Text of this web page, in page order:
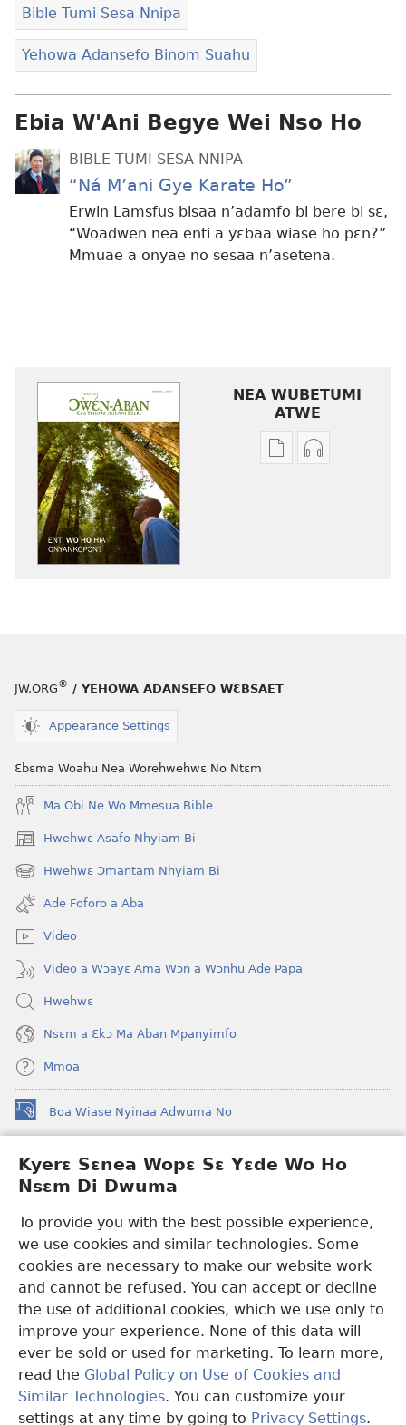
Kyerɛ Sɛnea Wopɛ Sɛ Yɛde Wo Ho
Nsɛm Di Dwuma
To provide you with the best possible experience,
we use cookies and similar technologies. Some
cookies are necessary to make our website work
and cannot be refused. You can accept or decline
the use of additional cookies, which we use only to
improve your experience. None of this data will
ever be sold or used for marketing. To learn more,
read the Global Policy on Use of Cookies and
Similar Technologies. You can customize your
settings at any time by going to Privacy Settings.
Bible Tumi Sesa Nnipa
Yehowa Adansefo Binom Suahu
Ebia W'Ani Begye Wei Nso Ho
BIBLE TUMI SESA NNIPA
“Ná M’ani Gye Karate Ho”
Erwin Lamsfus bisaa n’adamfo bi bere bi sɛ,
“Woadwen nea enti a yɛbaa wiase ho pɛn?”
Mmuae a onyae no sesaa n’asetena.
NEA WUBETUMI
ATWE
Baabi
Hia
Baabi
JW.ORG® / YEHOWA ADANSEFO WƐBSAET
Appearance Settings
Ɛbɛma Woahu Nea Worehwehwɛ No Ntɛm
Ma Obi Ne Wo Mmesua Bible
Hwehwɛ Asafo Nhyiam Bi
(opens
new
window)
Hwehwɛ Ɔmantam Nhyiam Bi
(opens
new
window)
Ade Foforo a Aba
Video
Video a Wɔayɛ Ama Wɔn a Wɔnhu Ade Papa
Hwehwɛ
Nsɛm a Ɛkɔ Ma Aban Mpanyimfo
Mmoa
Boa Wiase Nyinaa Adwuma No
(opens
new
window)
Ɔwɛn-Aban INTANƐT SO NHOMAKORABEA™
(opens
new
new
window)JW LibraryApp
Watchtower Library
Copyright© 2026 Watch Tower Bible and Tract Society of Pennsylvania.
WƐBSAET NO HO NHYEHYƐE|SƐNEA YƐDE WO HO NSƐM DI
DWUMA|KYERƐ SƐNEA WOPƐ SƐ YƐDE WO HO NSƐM DI